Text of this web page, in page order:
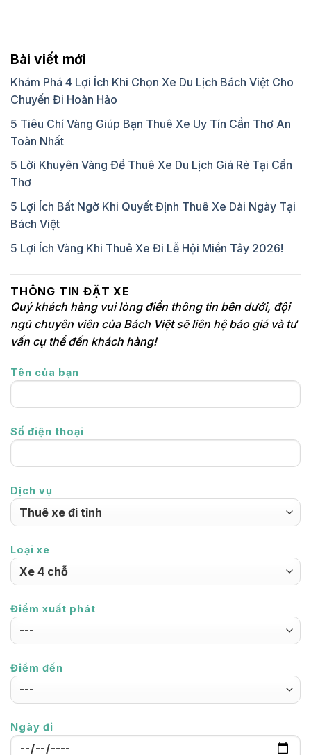
Bài viết mới
Khám Phá 4 Lợi Ích Khi Chọn Xe Du Lịch Bách Việt Cho
Chuyến Đi Hoàn Hảo
5 Tiêu Chí Vàng Giúp Bạn Thuê Xe Uy Tín Cần Thơ An
Toàn Nhất
5 Lời Khuyên Vàng Để Thuê Xe Du Lịch Giá Rẻ Tại Cần
Thơ
5 Lợi Ích Bất Ngờ Khi Quyết Định Thuê Xe Dài Ngày Tại
Bách Việt
5 Lợi Ích Vàng Khi Thuê Xe Đi Lễ Hội Miền Tây 2026!
THÔNG TIN ĐẶT XE
Quý khách hàng vui lòng điền thông tin bên dưới, đội
ngũ chuyên viên của Bách Việt sẽ liên hệ báo giá và tư
vấn cụ thể đến khách hàng!
Tên của bạn
Số điện thoại
Dịch vụ
Loại xe
Điểm xuất phát
Điểm đến
Ngày đi